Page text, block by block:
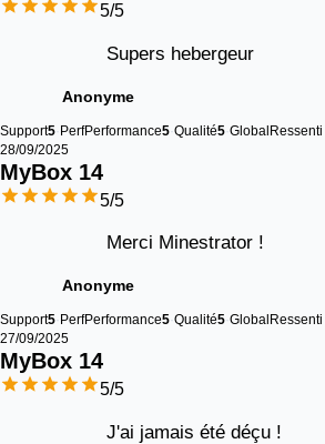
5/5
Supers hebergeur
Anonyme
Support5 PerfPerformance5 Qualité5 Global
28/09/2025
MyBox 14
5/5
Merci Minestrator !
Anonyme
Support5 PerfPerformance5 Qualité5 Global
27/09/2025
MyBox 14
5/5
J'ai jamais été déçu !